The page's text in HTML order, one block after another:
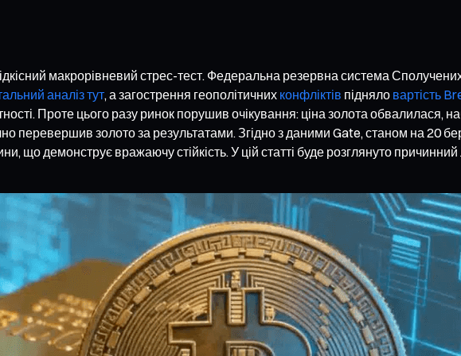
макрорівневий стрес-тест. Федеральна резервна система
аналіз тут, а загострення геополітичних конфліктів підняло вартість
Проте цього разу ринок порушив очікування: ціна золота обвалилася,
перевершив золото за результатами. Згідно з даними Gate, станом на 20
що демонструє вражаючу стійкість. У цій статті буде розглянуто причинний